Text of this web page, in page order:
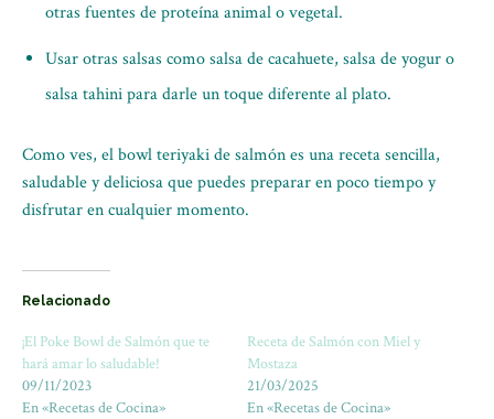
otras fuentes de proteína animal o vegetal.
Usar otras salsas como salsa de cacahuete, salsa de yogur o
salsa tahini para darle un toque diferente al plato.
Como ves, el bowl teriyaki de salmón es una receta sencilla,
saludable y deliciosa que puedes preparar en poco tiempo y
disfrutar en cualquier momento.
Relacionado
¡El Poke Bowl de Salmón que te
hará amar lo saludable!
09/11/2023
En «Recetas de Cocina»
Receta de Salmón con Miel y
Mostaza
21/03/2025
En «Recetas de Cocina»